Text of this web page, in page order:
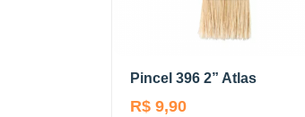
Pincel 396 2” Atlas
R$ 9,90